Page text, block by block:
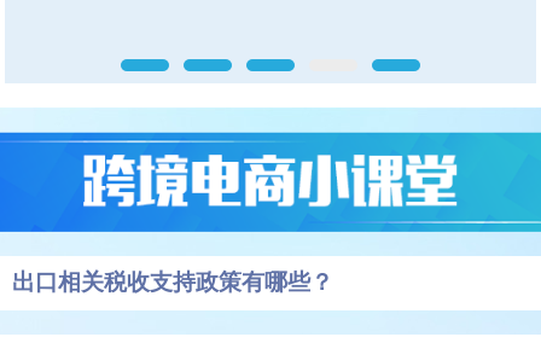
出口相关税收支持政策有哪些？